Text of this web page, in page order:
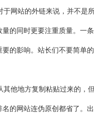
网站的外链来说，并不是
的同时更要注重质量。
的影响。站长们不要简单
他地方复制粘贴过来的，
的网站连伪原创都省了。